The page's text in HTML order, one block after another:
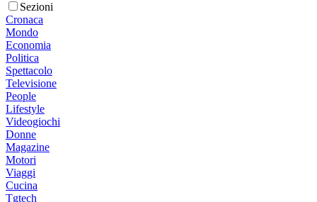
Sezioni
Cronaca
Mondo
Economia
Politica
Spettacolo
Televisione
People
Lifestyle
Videogiochi
Donne
Magazine
Motori
Viaggi
Cucina
Tgtech